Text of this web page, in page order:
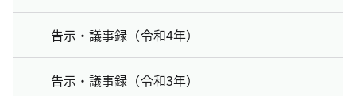
告示・議事録（令和4年）
告示・議事録（令和3年）